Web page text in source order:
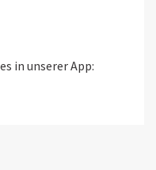
in unserer App: